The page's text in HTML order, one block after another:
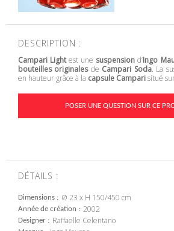
DESCRIPTION :
Campari Lightest une suspension d’Ingo
bouteilles originalesde Campari Soda. La
en hauteur grâce à la capsule Camparisitué
POSER UNE QUESTION SUR CE
DÉTAILS :
Dimensions Ø 23 x H 150/450 cm
Année de création 2002
Designer Raffaelle Celentano